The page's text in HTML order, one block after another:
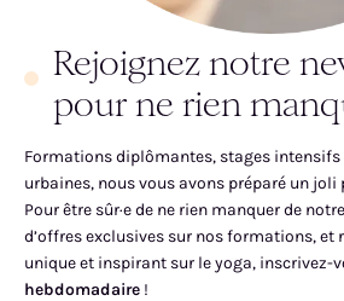
Rejoignez notre
pour ne rien
Formations diplômantes, stages intensifs
urbaines, nous vous avons préparé un joli
Pour être sûr·e de ne rien manquer de
d’offres exclusives sur nos formations, et
unique et inspirant sur le yoga, inscrivez-
hebdomadaire !